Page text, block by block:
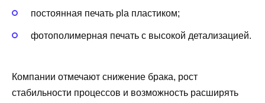
постоянная печать pla пластиком;
фотополимерная печать с высокой детализацией.
Компании отмечают снижение брака, рост
стабильности процессов и возможность расширять